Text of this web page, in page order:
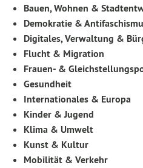
Bauen, Wohnen &
Demokratie &
Digitales, Verwaltung &
Flucht & Migration
Frauen- &
Gesundheit
Internationales & Europa
Kinder & Jugend
Klima & Umwelt
Kunst & Kultur
Mobilität & Verkehr